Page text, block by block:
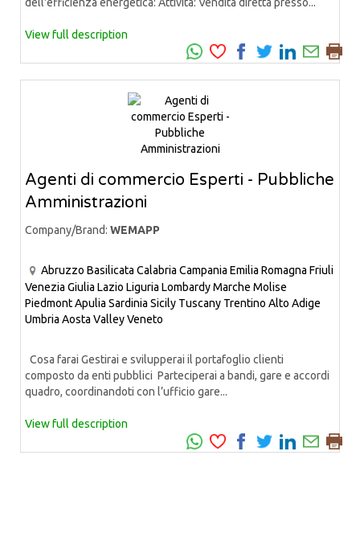
View full description
Agenti di commercio Esperti - Pubbliche
Amministrazioni
Company/Brand: WEMAPP
Abruzzo Basilicata Calabria Campania Emilia Romagna Friuli
Venezia Giulia Lazio Liguria LombardyMarche Molise
PiedmontApulia Sardinia Sicily Tuscany Trentino Alto Adige
Umbria Aosta ValleyVeneto
Cosa farai Gestirai e svilupperai il portafoglio clienti
composto da enti pubblici Parteciperai a bandi, gare e accordi
quadro, coordinandoti con l’ufficio gare...
View full description